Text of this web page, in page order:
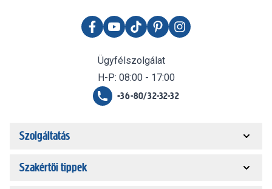
Ügyfélszolgálat
H-P: 08:00 - 17:00
+36-80/32-32-32
Szolgáltatás
Szakértői tippek